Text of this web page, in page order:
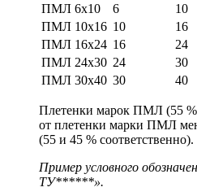
ПМЛ 6х10
6 10
ПМЛ 10х16 10 16
ПМЛ 16х24 16 24
ПМЛ 24х30 24 30
ПМЛ 30х40 30 40
Плетенки марок ПМЛ (55
от плетенки марки ПМЛ
(55 и 45 % соответственно).
Пример условного
ТУ******».